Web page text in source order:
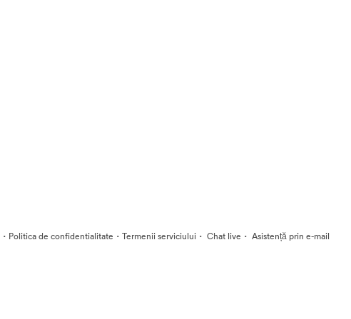
· Politica de confidentialitate · Termenii serviciului · Chat live · Asistență prin e-mail